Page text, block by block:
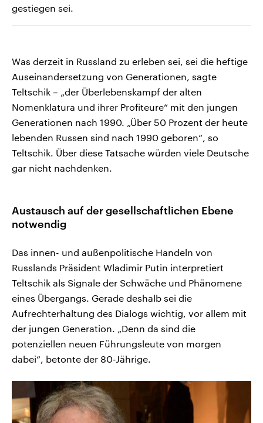
gestiegen sei.
Was derzeit in Russland zu erleben sei, sei die heftige
Auseinandersetzung von Generationen, sagte
Teltschik – „der Überlebenskampf der alten
Nomenklatura und ihrer Profiteure“ mit den jungen
Generationen nach 1990. „Über 50 Prozent der heute
lebenden Russen sind nach 1990 geboren“, so
Teltschik. Über diese Tatsache würden viele Deutsche
gar nicht nachdenken.
Austausch auf der gesellschaftlichen Ebene
notwendig
Das innen- und außenpolitische Handeln von
Russlands Präsident Wladimir Putin interpretiert
Teltschik als Signale der Schwäche und Phänomene
eines Übergangs. Gerade deshalb sei die
Aufrechterhaltung des Dialogs wichtig, vor allem mit
der jungen Generation. „Denn da sind die
potenziellen neuen Führungsleute von morgen
dabei“, betonte der 80-Jährige.